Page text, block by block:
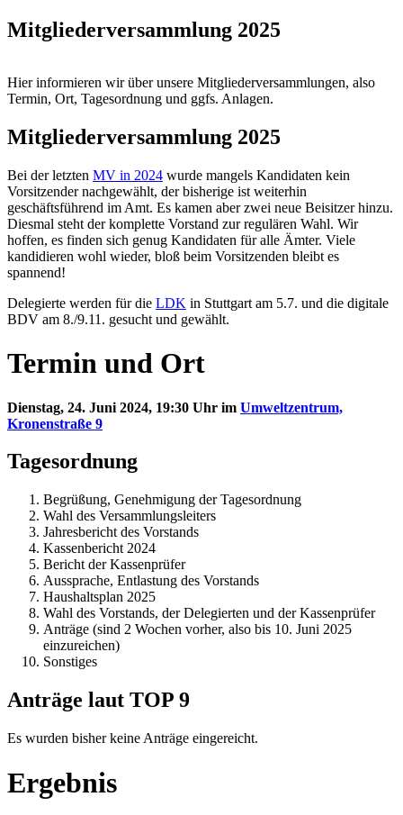
Mitgliederversammlung 2025
Hier informieren wir über unsere Mitgliederversammlungen, also
Termin, Ort, Tagesordnung und ggfs. Anlagen.
Mitgliederversammlung 2025
Bei der letzten MV in 2024 wurde mangels Kandidaten kein
Vorsitzender nachgewählt, der bisherige ist weiterhin
geschäftsführend im Amt. Es kamen aber zwei neue Beisitzer hinzu.
Diesmal steht der komplette Vorstand zur regulären Wahl. Wir
hoffen, es finden sich genug Kandidaten für alle Ämter. Viele
kandidieren wohl wieder, bloß beim Vorsitzenden bleibt es
spannend!
Delegierte werden für die LDK in Stuttgart am 5.7. und die digitale
BDV am 8./9.11. gesucht und gewählt.
Termin und Ort
Dienstag, 24. Juni 2024, 19:30 Uhr im Umweltzentrum,
Kronenstraße 9
Tagesordnung
Begrüßung, Genehmigung der Tagesordnung
Wahl des Versammlungsleiters
Jahresbericht des Vorstands
Kassenbericht 2024
Bericht der Kassenprüfer
Aussprache, Entlastung des Vorstands
Haushaltsplan 2025
Wahl des Vorstands, der Delegierten und der Kassenprüfer
Anträge (sind 2 Wochen vorher, also bis 10. Juni 2025
einzureichen)
Sonstiges
Anträge laut TOP 9
Es wurden bisher keine Anträge eingereicht.
Ergebnis